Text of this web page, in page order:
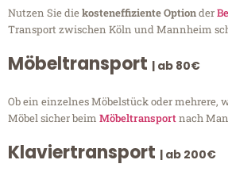
Nutzen Sie diekosteneffiziente Optionder
Transport zwischen Köln und Mannheim
Möbeltransport | ab 80€
Ob ein einzelnes Möbelstück oder mehrere,
Möbel sicher beim Möbeltransportnach
Klaviertransport | ab 200€